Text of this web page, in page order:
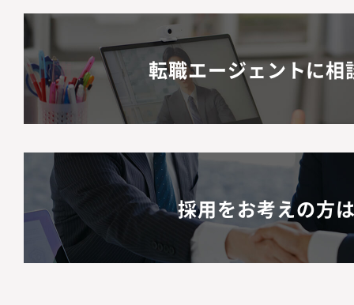
転職エージェントに相
採用をお考えの方